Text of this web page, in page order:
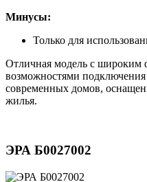
Минусы:
Только для
Отличная модель с
возможностями
современных домов,
жилья.
ЭРА Б0027002